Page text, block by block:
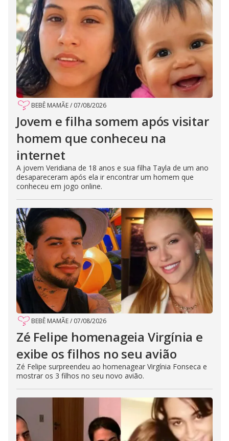
BEBÊ MAMÃE/ 07/08/2026
Jovem e filha somem após visitar
homem que conheceu na
internet
A jovem Veridiana de 18 anos e sua filha Tayla de um ano
desapareceram após ela ir encontrar um homem que
conheceu em jogo online.
BEBÊ MAMÃE/ 07/08/2026
Zé Felipe homenageia Virgínia e
exibe os filhos no seu avião
Zé Felipe surpreendeu ao homenagear Virgínia Fonseca e
mostrar os 3 filhos no seu novo avião.